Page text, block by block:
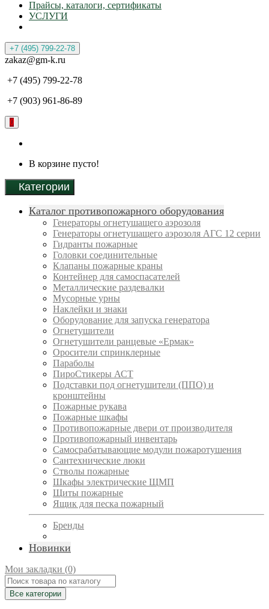
Прайсы, каталоги, сертификаты
УСЛУГИ
+7 (495) 799-22-78
zakaz@gm-k.ru
+7 (495) 799-22-78
+7 (903) 961-86-89
0
В корзине пусто!
Категории
Каталог противопожарного оборудования
Генераторы огнетушащего аэрозоля
Генераторы огнетушащего аэрозоля АГС 12 серии
Гидранты пожарные
Головки соединительные
Клапаны пожарные краны
Контейнер для самоспасателей
Металлические раздевалки
Мусорные урны
Наклейки и знаки
Оборудование для запуска генератора
Огнетушители
Огнетушители ранцевые «Ермак»
Оросители спринклерные
Параболы
ПироСтикеры АСТ
Подставки под огнетушители (ППО) и
кронштейны
Пожарные рукава
Пожарные шкафы
Противопожарные двери от производителя
Противопожарный инвентарь
Самосрабатывающие модули пожаротушения
Сантехнические люки
Стволы пожарные
Шкафы электрические ЩМП
Щиты пожарные
Ящик для песка пожарный
Бренды
Новинки
Мои закладки (0)
Все категории